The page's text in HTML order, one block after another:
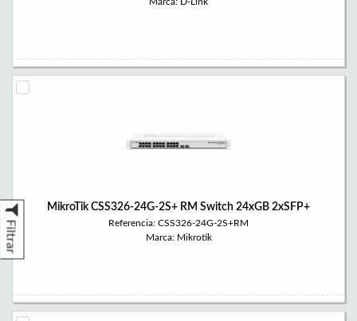
Filtrar
MikroTik CSS326-24G-2S+ RM Switch 24xGB 2xSFP+
Referencia: CSS326-24G-2S+RM
Marca: Mikrotik